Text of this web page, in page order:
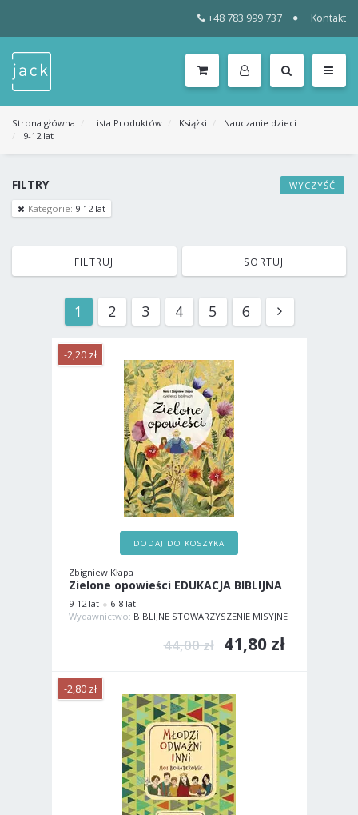
+48 783 999 737 Kontakt
KATEGORIE
MENU
Strona główna Lista Produktów Książki
Nauczanie dzieci
9-12 lat
FILTRY
WYCZYŚĆ
Kategorie: 9-12 lat
FILTRUJ SORTUJ
1 2 3 4 5 6
-2,20 zł
DODAJ DO KOSZYKA
Zbigniew Kłapa
Zielone opowieści EDUKACJA BIBLIJNA
9-12 lat
6-8 lat
Wydawnictwo: BIBLIJNE STOWARZYSZENIE MISYJNE
44,00 zł 41,80 zł
-2,80 zł